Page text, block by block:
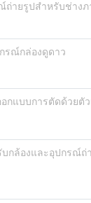
ถ่ายรูปสำหรับช่าง
รณ์กล่องดูดาว
กแบบการตัดด้วยตัว
กล้องและอุปกรณ์ถ่